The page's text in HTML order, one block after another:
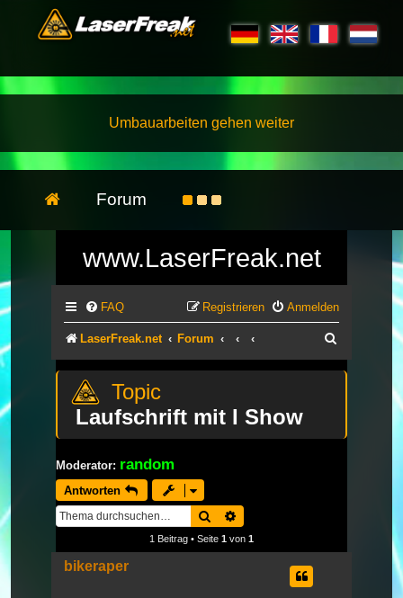
Umbauarbeiten gehen weiter
Forum
www.LaserFreak.net
FAQ Anmelden
Registrieren
LaserFreak.net Forum
Laufschrift mit I Show
Moderator: random
Antworten
Suche
1 Beitrag • Seite 1 von 1
bikeraper